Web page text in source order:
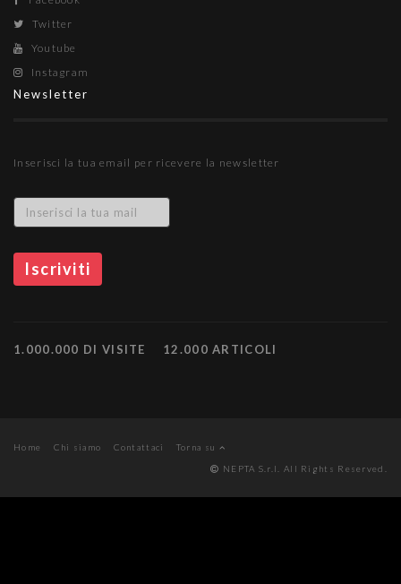
Twitter
Youtube
Instagram
Newsletter
Inserisci la tua email per ricevere la newsletter
1.000.000 DI VISITE 12.000 ARTICOLI
Home Chi siamo Contattaci
Torna su
NEPTA S.r.l. All Rights Reserved.